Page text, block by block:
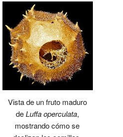
Vista de un fruto maduro
deLuffa operculata,
mostrando cómo se